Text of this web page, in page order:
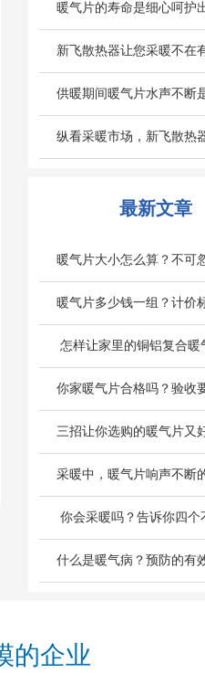
铜铝85X85 棱镜系列暖气片
暖气片的寿命是细心呵护
新飞散热器让您采暖不在
供暖期间暖气片水声不断
最新文章
三招让你选购的暖气片又
的企业